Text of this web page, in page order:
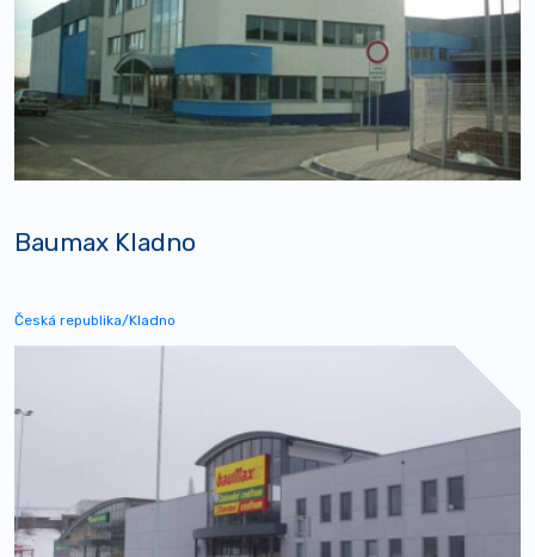
Baumax Kladno
Česká republika/Kladno